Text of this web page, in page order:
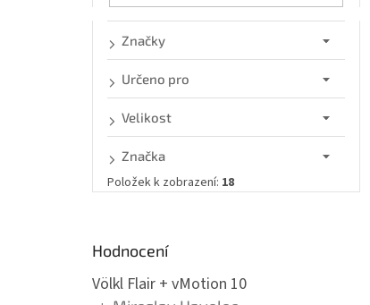
Značky
Určeno pro
Velikost
Značka
Položek k zobrazení: 18
Hodnocení
Völkl Flair + vMotion 10